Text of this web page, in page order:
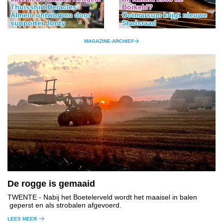
Thuisshirt Heracles
Almelo ontworpen door
supporter Jordy
Borkeld?
Ootmarsum krijgt nieuwe
Stadsraad
MAGAZINE-ARCHIEF
De rogge is gemaaid
TWENTE - Nabij het Boetelerveld wordt het maaisel in balen
geperst en als strobalen afgevoerd.
LEES MEER